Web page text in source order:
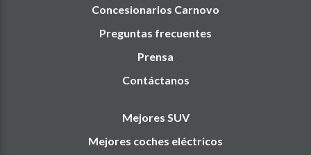
Concesionarios Carnovo
Preguntas frecuentes
Prensa
Contáctanos
Mejores SUV
Mejores coches eléctricos